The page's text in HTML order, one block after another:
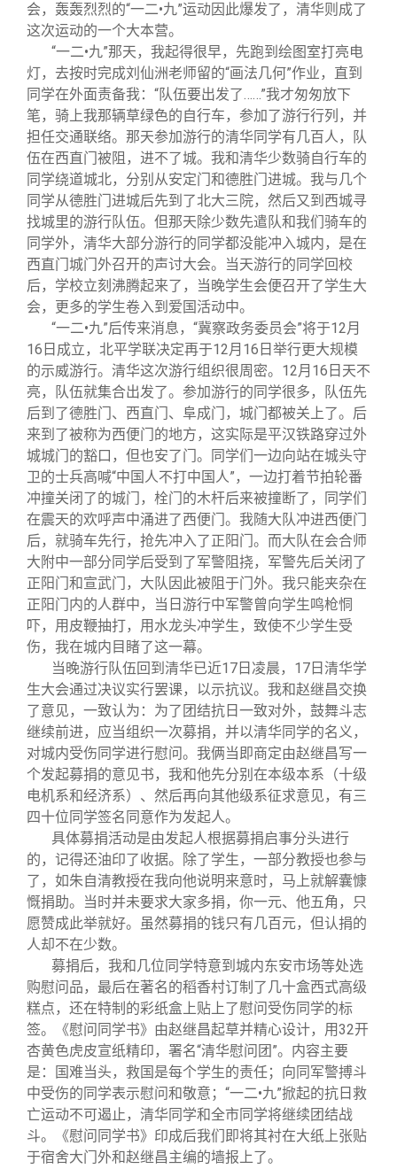
会，轰轰烈烈的“一二•九”运动因此爆发了，清华则成了
这次运动的一个大本营。
“一二•九”那天，我起得很早，先跑到绘图室打亮电
灯，去按时完成刘仙洲老师留的“画法几何”作业，直到
同学在外面责备我：“队伍要出发了……”我才匆匆放下
笔，骑上我那辆草绿色的自行车，参加了游行行列，并
担任交通联络。那天参加游行的清华同学有几百人，队
伍在西直门被阻，进不了城。我和清华少数骑自行车的
同学绕道城北，分别从安定门和德胜门进城。我与几个
同学从德胜门进城后先到了北大三院，然后又到西城寻
找城里的游行队伍。但那天除少数先遣队和我们骑车的
同学外，清华大部分游行的同学都没能冲入城内，是在
西直门城门外召开的声讨大会。当天游行的同学回校
后，学校立刻沸腾起来了，当晚学生会便召开了学生大
会，更多的学生卷入到爱国活动中。
“一二•九”后传来消息，“冀察政务委员会”将于12月
16日成立，北平学联决定再于12月16日举行更大规模
的示威游行。清华这次游行组织很周密。12月16日天不
亮，队伍就集合出发了。参加游行的同学很多，队伍先
后到了德胜门、西直门、阜成门，城门都被关上了。后
来到了被称为西便门的地方，这实际是平汉铁路穿过外
城城门的豁口，但也安了门。同学们一边向站在城头守
卫的士兵高喊“中国人不打中国人”，一边打着节拍轮番
冲撞关闭了的城门，栓门的木杆后来被撞断了，同学们
在震天的欢呼声中涌进了西便门。我随大队冲进西便门
后，就骑车先行，抢先冲入了正阳门。而大队在会合师
大附中一部分同学后受到了军警阻挠，军警先后关闭了
正阳门和宣武门，大队因此被阻于门外。我只能夹杂在
正阳门内的人群中，当日游行中军警曾向学生鸣枪恫
吓，用皮鞭抽打，用水龙头冲学生，致使不少学生受
伤，我在城内目睹了这一幕。
当晚游行队伍回到清华已近17日凌晨，17日清华学
生大会通过决议实行罢课，以示抗议。我和赵继昌交换
了意见，一致认为：为了团结抗日一致对外，鼓舞斗志
继续前进，应当组织一次募捐，并以清华同学的名义，
对城内受伤同学进行慰问。我俩当即商定由赵继昌写一
个发起募捐的意见书，我和他先分别在本级本系（十级
电机系和经济系）、然后再向其他级系征求意见，有三
四十位同学签名同意作为发起人。
具体募捐活动是由发起人根据募捐启事分头进行
的，记得还油印了收据。除了学生，一部分教授也参与
了，如朱自清教授在我向他说明来意时，马上就解囊慷
慨捐助。当时并未要求大家多捐，你一元、他五角，只
愿赞成此举就好。虽然募捐的钱只有几百元，但认捐的
人却不在少数。
募捐后，我和几位同学特意到城内东安市场等处选
购慰问品，最后在著名的稻香村订制了几十盒西式高级
糕点，还在特制的彩纸盒上贴上了慰问受伤同学的标
签。《慰问同学书》由赵继昌起草并精心设计，用32开
杏黄色虎皮宣纸精印，署名“清华慰问团”。内容主要
是：国难当头，救国是每个学生的责任；向同军警搏斗
中受伤的同学表示慰问和敬意；“一二•九”掀起的抗日救
亡运动不可遏止，清华同学和全市同学将继续团结战
斗。《慰问同学书》印成后我们即将其衬在大纸上张贴
于宿舍大门外和赵继昌主编的墙报上了。